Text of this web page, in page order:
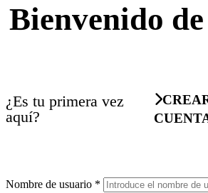
Bienvenido
¿Es tu primera vez
aquí?
Nombre de usuario *